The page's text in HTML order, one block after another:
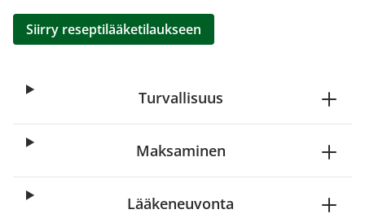
Siirry reseptilääketilaukseen
Turvallisuus
Maksaminen
Lääkeneuvonta